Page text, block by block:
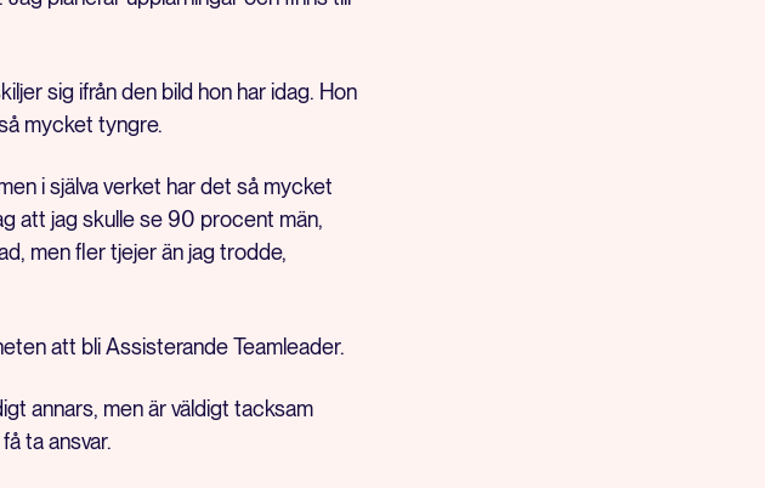
sig ifrån den bild hon har idag. Hon
mycket tyngre.
i själva verket har det så mycket
att jag skulle se 90 procent män,
men fler tjejer än jag trodde,
att bli Assisterande Teamleader.
annars, men är väldigt tacksam
ta ansvar.